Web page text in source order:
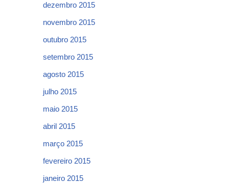
dezembro 2015
novembro 2015
outubro 2015
setembro 2015
agosto 2015
julho 2015
maio 2015
abril 2015
março 2015
fevereiro 2015
janeiro 2015